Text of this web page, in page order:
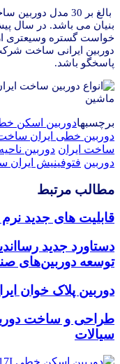
بالغ بر 30 مدل
بنیان می باشد. در سال
خواست گستره وسیعتری
دوربین ایرانی ساخت
پاسخگو باشد.
برچسبهادوربین اسکن
دوربین خطی ایران
ساخت ایران دوربین
دوربین فتوفینیش ایران
مطالب مرتبط
قابلیت های جدید
دستاورد جدید
توسعه دوربین‌های
دوربین پلاک خوان ایرانی 2.3
طراحی و ساخت
سیالات